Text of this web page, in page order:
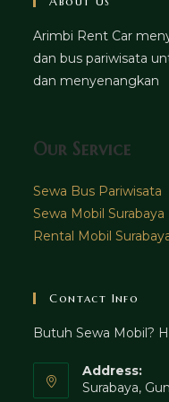
Arimbi Rent Car
dan bus pariwisata
dan menyenangkan
Our Service
Sewa Bus Pariwisata
Sewa Mobil Surabaya
Rental Mobil
Contact Info
Butuh Sewa Mobil?
Address:
Surabaya,